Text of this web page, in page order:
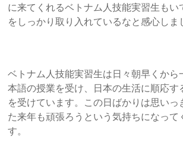
に来てくれるベトナム人技能実習生もい
をしっかり取り入れているなと感心しま
ベトナム人技能実習生は日々朝早くから
本語の授業を受け、日本の生活に順応す
を受けています。この日ばかりは思いっ
た来年も頑張ろうという気持ちになって
す。